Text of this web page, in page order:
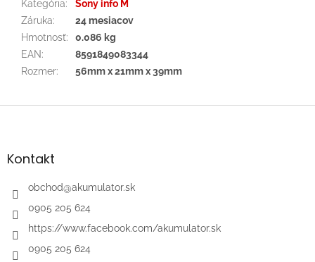
Kategória:
Sony info M
Záruka:
24 mesiacov
Hmotnosť:
0.086 kg
EAN:
8591849083344
Rozmer: 56mm x 21mm x 39mm
Z
äKontakt
obchod@akumulator.sk
0905 205 624
https://www.facebook.com/akumulator.sk
0905 205 624